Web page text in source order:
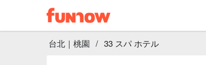
台北｜桃園 / 33 スパ ホテル